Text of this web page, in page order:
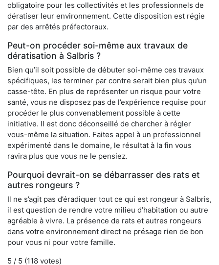
obligatoire pour les collectivités et les professionnels de
dératiser leur environnement. Cette disposition est régie
par des arrêtés préfectoraux.
Peut-on procéder soi-même aux travaux de
dératisation à Salbris ?
Bien qu’il soit possible de débuter soi-même ces travaux
spécifiques, les terminer par contre serait bien plus qu’un
casse-tête. En plus de représenter un risque pour votre
santé, vous ne disposez pas de l’expérience requise pour
procéder le plus convenablement possible à cette
initiative. Il est donc déconseillé de chercher à régler
vous-même la situation. Faites appel à un professionnel
expérimenté dans le domaine, le résultat à la fin vous
ravira plus que vous ne le pensiez.
Pourquoi devrait-on se débarrasser des rats et
autres rongeurs ?
Il ne s’agit pas d’éradiquer tout ce qui est rongeur à Salbris,
il est question de rendre votre milieu d’habitation ou autre
agréable à vivre. La présence de rats et autres rongeurs
dans votre environnement direct ne présage rien de bon
pour vous ni pour votre famille.
5 / 5 (118 votes)